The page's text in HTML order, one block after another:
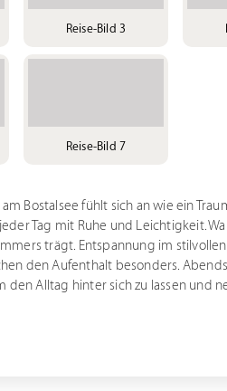
Reise-Bild 3
Reise-Bild 7
Bostalsee fühlt sich an wie ein
Tag mit Ruhe und Leichtigkeit.
trägt. Entspannung im
den Aufenthalt besonders.
Alltag hinter sich zu lassen und